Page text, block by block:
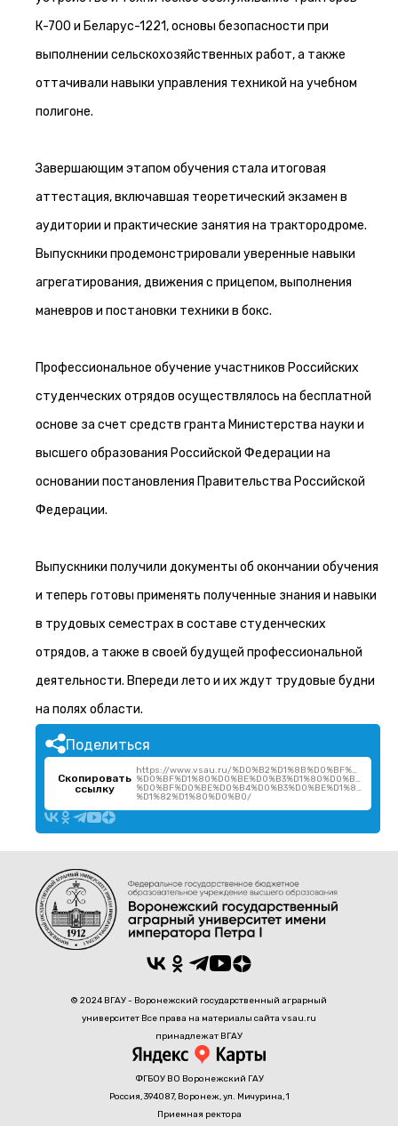
К-700 и Беларус-1221, основы безопасности при
выполнении сельскохозяйственных работ, а также
оттачивали навыки управления техникой на учебном
полигоне.
Завершающим этапом обучения стала итоговая
аттестация, включавшая теоретический экзамен в
аудитории и практические занятия на трактородроме.
Выпускники продемонстрировали уверенные навыки
агрегатирования, движения с прицепом, выполнения
маневров и постановки техники в бокс.
Профессиональное обучение участников Российских
студенческих отрядов осуществлялось на бесплатной
основе за счет средств гранта Министерства науки и
высшего образования Российской Федерации на
основании постановления Правительства Российской
Федерации.
Выпускники получили документы об окончании обучения
и теперь готовы применять полученные знания и навыки
в трудовых семестрах в составе студенческих
отрядов, а также в своей будущей профессиональной
деятельности. Впереди лето и их ждут трудовые будни
на полях области.
Поделиться
Скопировать
ссылку
https://www.vsau.ru/
%D1%82%D1%80%D0%B0/
© 2024 ВГАУ - Воронежский государственный аграрный
университет Все права на материалы сайта vsau.ru
принадлежат ВГАУ
ФГБОУ ВО Воронежский ГАУ
Россия, 394087, Воронеж, ул. Мичурина, 1
Приемная ректора